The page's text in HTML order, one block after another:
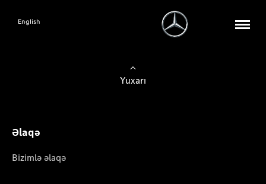
English
Yuxarı
Əlaqə
Bizimlə əlaqə